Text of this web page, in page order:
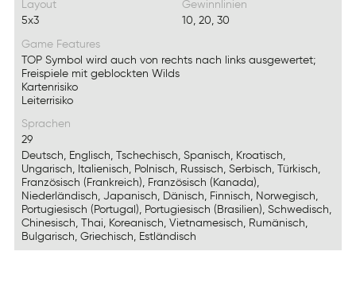
Layout
5x3
Gewinnlinien
10, 20, 30
Game Features
TOP Symbol wird auch von rechts nach links ausgewertet;
Freispiele mit geblockten Wilds
Kartenrisiko
Leiterrisiko
Sprachen
29
Deutsch, Englisch, Tschechisch, Spanisch, Kroatisch,
Ungarisch, Italienisch, Polnisch, Russisch, Serbisch, Türkisch,
Französisch (Frankreich), Französisch (Kanada),
Niederländisch, Japanisch, Dänisch, Finnisch, Norwegisch,
Portugiesisch (Portugal), Portugiesisch (Brasilien), Schwedisch,
Chinesisch, Thai, Koreanisch, Vietnamesisch, Rumänisch,
Bulgarisch, Griechisch, Estländisch